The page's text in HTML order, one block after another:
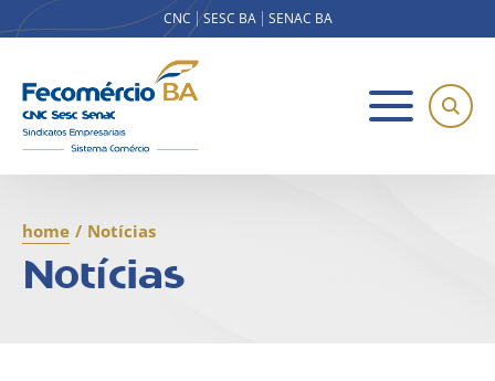
CNC SESC BA SENAC BA
home / Notícias
Notícias